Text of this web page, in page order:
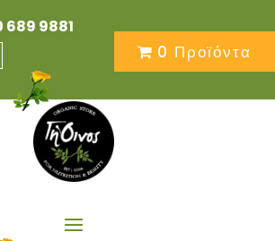
689 9881
0 Προϊόντα